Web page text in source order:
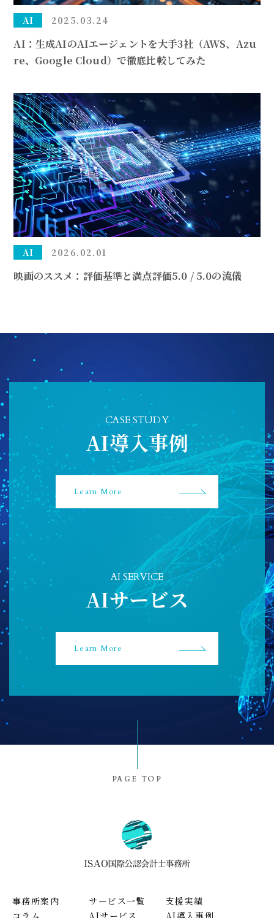
AI 2025.03.24
AI：生成AIのAIエージェントを大手3社（AWS、Azu
re、Google Cloud）で徹底比較してみた
AI 2026.02.01
映画のススメ：評価基準と満点評価5.0 / 5.0の流儀
CASE STUDY
AI導入事例
Learn More
AI SERVICE
AIサービス
Learn More
PAGE TOP
事務所案内 サービス一覧
支援実績
コラム
AIサービス AI導入事例